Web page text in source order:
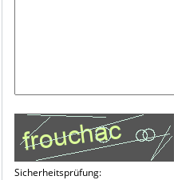
Sicherheitsprüfung: